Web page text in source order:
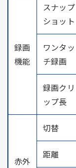
録画
機能
スナップ
ショット
ワンタッ
チ録画
録画クリ
ップ長
赤外
切替
距離